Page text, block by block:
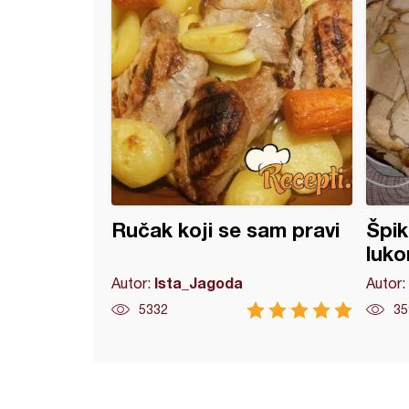
Ručak koji se sam pravi
Autor: Ista_Jagoda
5332
Autor: